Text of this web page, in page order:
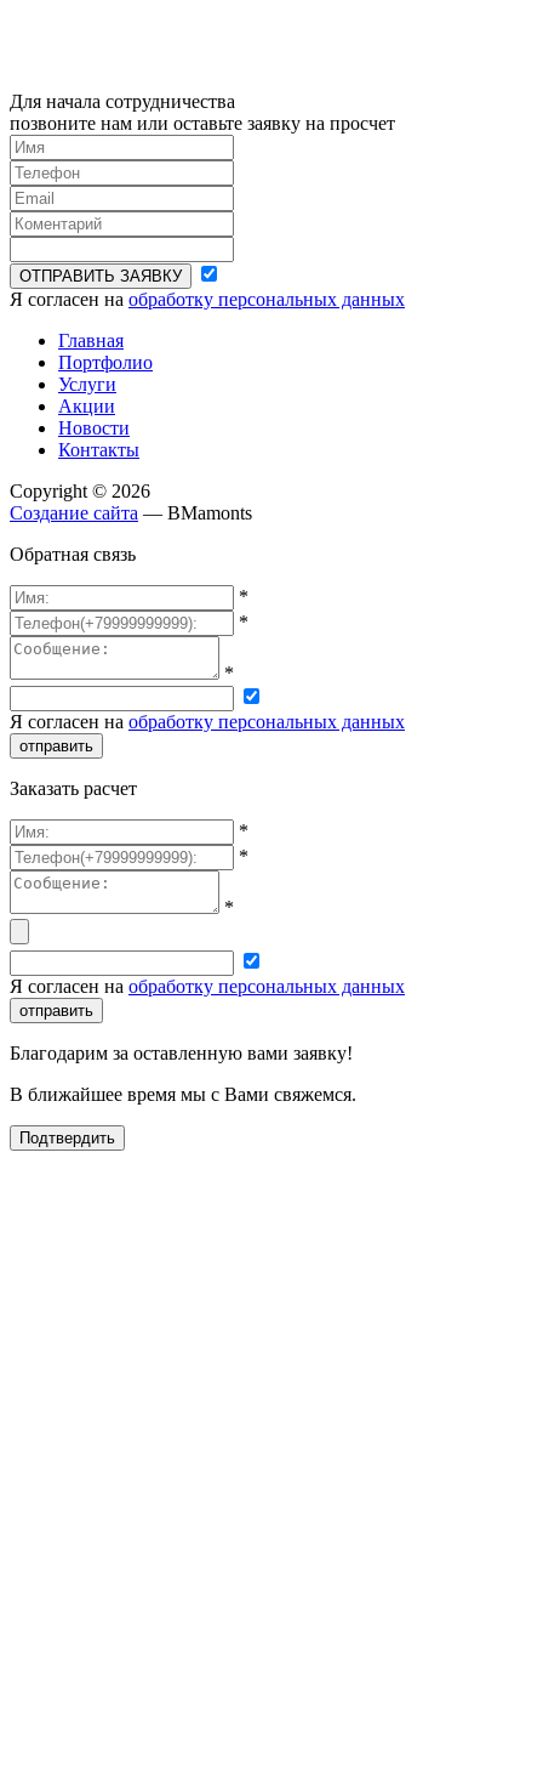
Для начала сотрудничества
позвоните нам или оставьте заявку на просчет
ОТПРАВИТЬ ЗАЯВКУ
Я согласен на обработку персональных данных
Главная
Портфолио
Услуги
Акции
Новости
Контакты
Copyright © 2026
Создание сайта — BMamonts
Обратная связь
*
*
*
Я согласен на обработку персональных данных
отправить
Заказать расчет
*
*
*
Я согласен на обработку персональных данных
отправить
Благодарим за оставленную вами заявку!
В ближайшее время мы с Вами свяжемся.
Подтвердить